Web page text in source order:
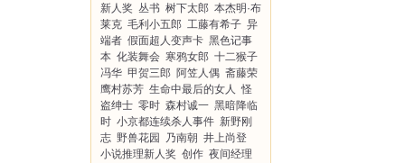
新人奖 丛书 树下太郎 本杰明·布
莱克 毛利小五郎 工藤有希子 异
端者 假面超人变声卡 黑色记事
本 化装舞会 寒鸦女郎 十二猴子
冯华 甲贺三郎 阿笠人偶 斋藤荣
鹰村苏芳 生命中最后的女人 怪
盗绅士 零时 森村诚一 黑暗降临
时 小京都连续杀人事件 新野刚
志 野兽花园 乃南朝 井上尚登
小说推理新人奖 创作 夜间经理